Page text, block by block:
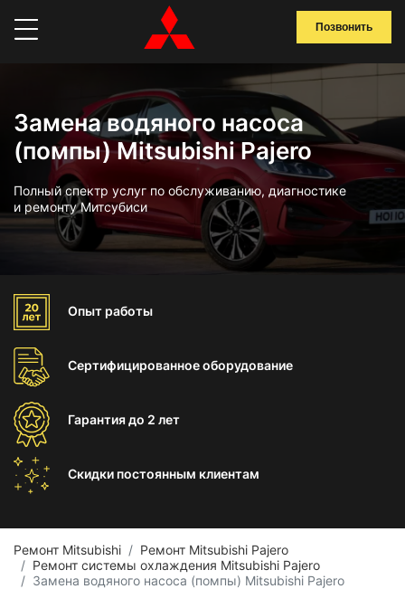
Позвонить
Замена водяного насоса
(помпы) Mitsubishi Pajero
Полный спектр услуг по обслуживанию, диагностике
и ремонту Митсубиси
Опыт работы
Сертифицированноеоборудование
Гарантиядо 2 лет
Скидки постоянным клиентам
Ремонт Mitsubishi
Ремонт Mitsubishi Pajero
Ремонт системы охлаждения Mitsubishi Pajero
Замена водяного насоса (помпы) Mitsubishi Pajero